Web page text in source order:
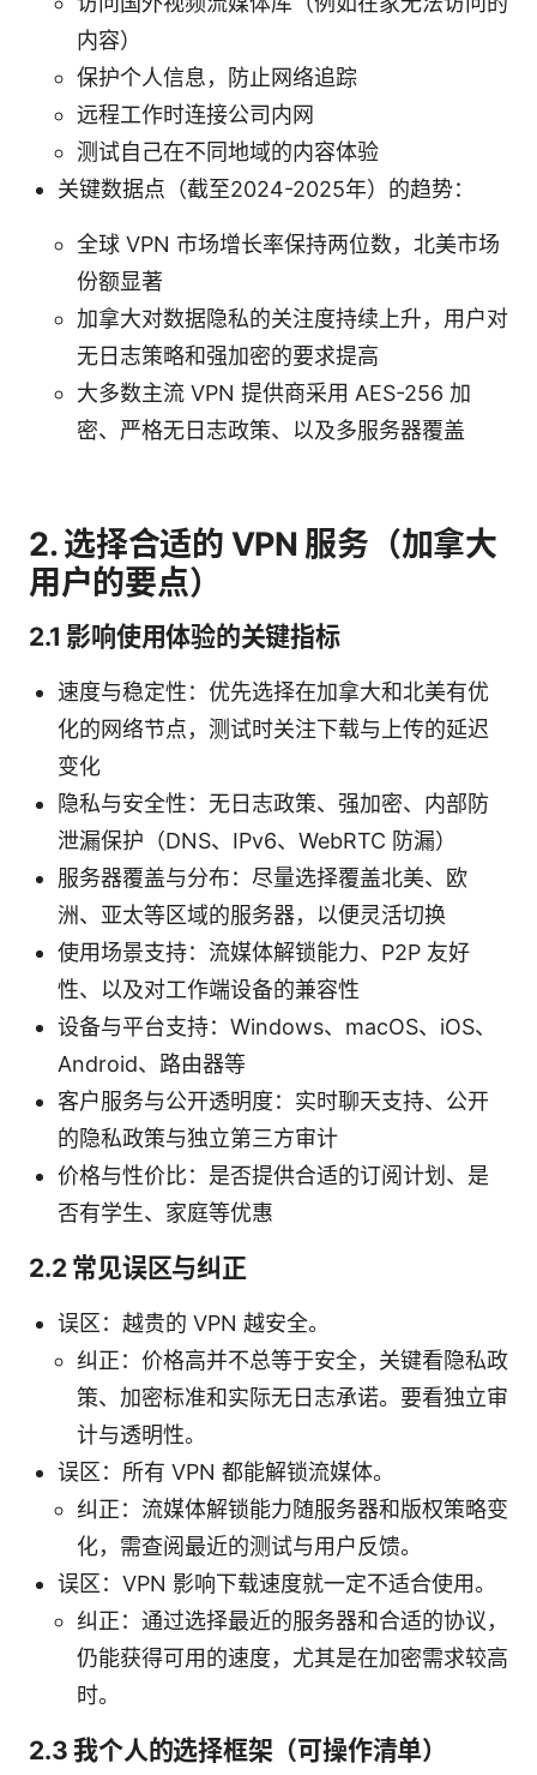
内容）
保护个人信息，防止网络追踪
远程工作时连接公司内网
测试自己在不同地域的内容体验
关键数据点（截至2024-2025年）的趋势：
全球 VPN 市场增长率保持两位数，北美市场
份额显著
加拿大对数据隐私的关注度持续上升，用户对
无日志策略和强加密的要求提高
大多数主流 VPN 提供商采用 AES-256 加
密、严格无日志政策、以及多服务器覆盖
2. 选择合适的 VPN 服务（加拿大
用户的要点）
2.1 影响使用体验的关键指标
速度与稳定性：优先选择在加拿大和北美有优
化的网络节点，测试时关注下载与上传的延迟
变化
隐私与安全性：无日志政策、强加密、内部防
泄漏保护（DNS、IPv6、WebRTC 防漏）
服务器覆盖与分布：尽量选择覆盖北美、欧
洲、亚太等区域的服务器，以便灵活切换
使用场景支持：流媒体解锁能力、P2P 友好
性、以及对工作端设备的兼容性
设备与平台支持：Windows、macOS、iOS、
Android、路由器等
客户服务与公开透明度：实时聊天支持、公开
的隐私政策与独立第三方审计
价格与性价比：是否提供合适的订阅计划、是
否有学生、家庭等优惠
2.2 常见误区与纠正
误区：越贵的 VPN 越安全。
纠正：价格高并不总等于安全，关键看隐私政
策、加密标准和实际无日志承诺。要看独立审
计与透明性。
误区：所有 VPN 都能解锁流媒体。
纠正：流媒体解锁能力随服务器和版权策略变
化，需查阅最近的测试与用户反馈。
误区：VPN 影响下载速度就一定不适合使用。
纠正：通过选择最近的服务器和合适的协议，
仍能获得可用的速度，尤其是在加密需求较高
时。
2.3 我个人的选择框架（可操作清单）